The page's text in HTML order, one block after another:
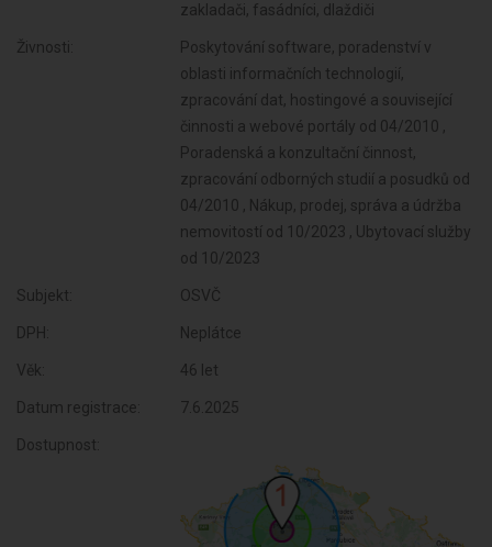
zakladači, fasádníci, dlaždiči
Živnosti:
Poskytování software, poradenství v
oblasti informačních technologií,
zpracování dat, hostingové a související
činnosti a webové portály od 04/2010 ,
Poradenská a konzultační činnost,
zpracování odborných studií a posudků od
04/2010 , Nákup, prodej, správa a údržba
nemovitostí od 10/2023 , Ubytovací služby
od 10/2023
Subjekt: OSVČ
DPH: Neplátce
Věk: 46 let
Datum registrace: 7.6.2025
Dostupnost: